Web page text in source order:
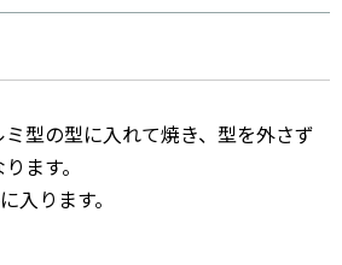
型の型に入れて焼き、型を外さず
ます。
入ります。